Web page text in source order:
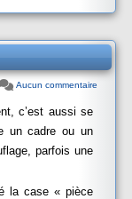
Aucun commentaire
c’est aussi se
un cadre ou un
parfois une
la case « pièce